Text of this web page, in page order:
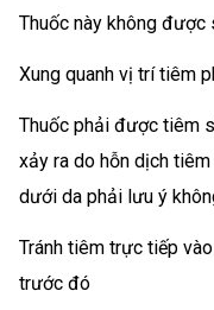
Thuốc này không
Xung quanh vị trí tiêm
Thuốc phải được tiêm
xảy ra do hỗn dịch
dưới da phải lưu ý
Tránh tiêm trực tiếp
trước đó